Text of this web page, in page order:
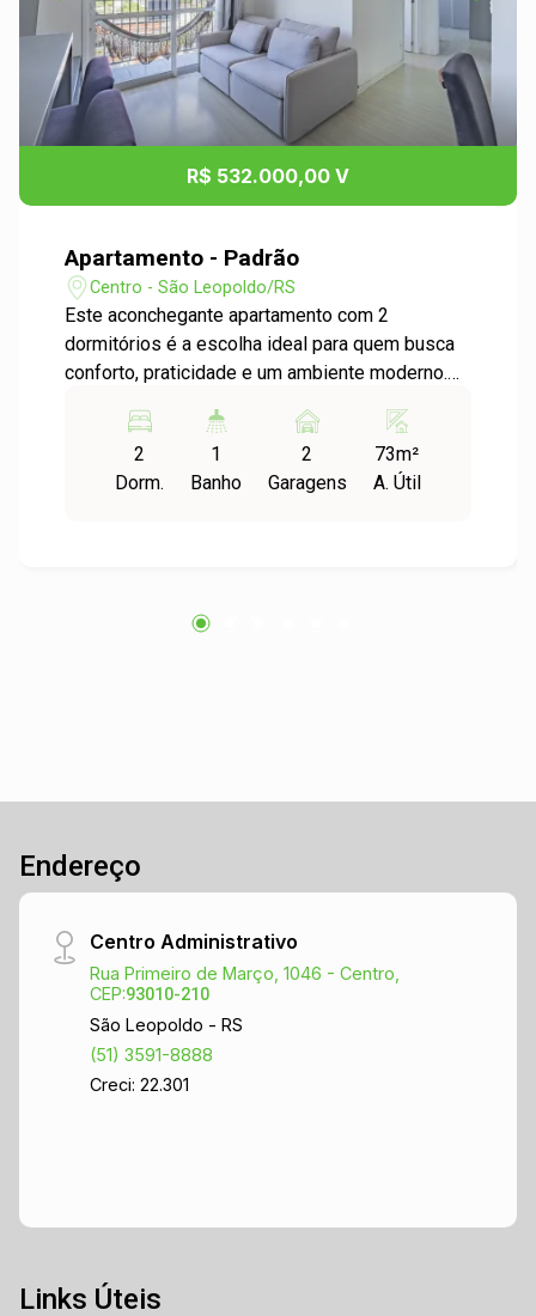
R$ 532.000,00 V
Apartamento - Padrão
Centro - São Leopoldo/RS
Este aconchegante apartamento com 2
dormitórios é a escolha ideal para quem busca
conforto, praticidade e um ambiente moderno.
jantar integradas que criam um ambiente amplo
e acolhedor, além de uma sacada perfeita para
relaxar no dia a dia. O imóvel possui móveis sob
comodidade e segurança. Um apartamento
2
Dorm.
1
Banho
2
Garagens
73m²
A. Útil
Endereço
Centro Administrativo
Rua Primeiro de Março, 1046 - Centro,
CEP:93010-210
São Leopoldo - RS
(51) 3591-8888
Creci: 22.301
Links Úteis